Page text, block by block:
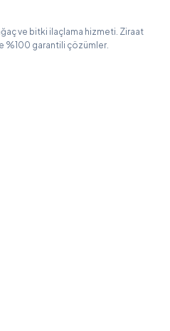
ve bitki ilaçlama hizmeti. Ziraat
%100 garantili çözümler.